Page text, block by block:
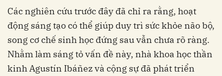
động sáng tạo có thể giúp duy trì sức khỏe não bộ,
song cơ chế sinh học đứng sau vẫn chưa rõ ràng.
Nhằm làm sáng tỏ vấn đề này, nhà khoa học thần
kinh Agustín Ibáñez và cộng sự đã phát triển